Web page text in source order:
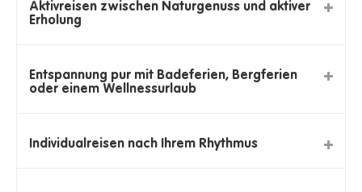
Aktivreisen zwischen Naturgenuss und aktiver
Erholung
Entspannung pur mit Badeferien, Bergferien
oder einem Wellnessurlaub
Individualreisen nach Ihrem Rhythmus